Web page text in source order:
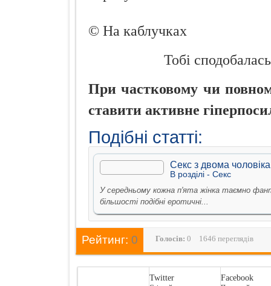
© На каблучках
Тобі
При частковому чи
ставити активне
Подібні статті:
Секс з двома
В рoздiлi - Секс
У середньому кожна п'ята жінка таємно
більшості подібні еротичні...
Рейтинг: 0 Голосiв: 0 1646 переглядів
Twitter Facebook